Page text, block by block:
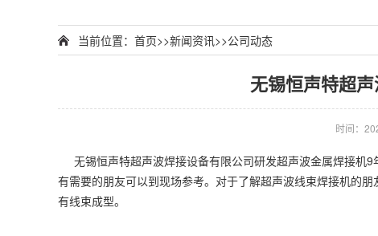
当前位置： 首页>>新闻资讯>>公司动态
无锡恒声特超
时间：
无锡恒声特超声波焊接设备有限公司研发超声波金属焊接机
有需要的朋友可以到现场参考。对于了解超声波线束焊接机的朋
有线束成型。